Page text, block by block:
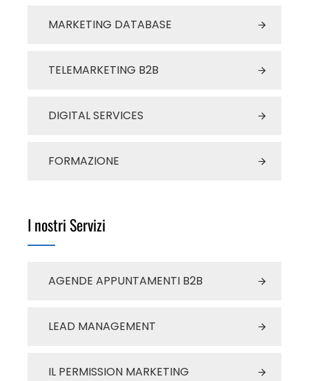
MARKETING DATABASE
TELEMARKETING B2B
DIGITAL SERVICES
FORMAZIONE
I nostri Servizi
AGENDE APPUNTAMENTI B2B
LEAD MANAGEMENT
IL PERMISSION MARKETING